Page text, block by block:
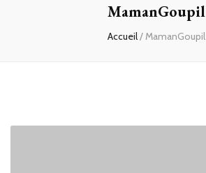
MamanGoupil
Accueil/MamanGoupil